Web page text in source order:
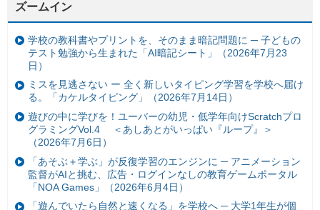
ズームイン
学校の教科書やプリントを、そのまま暗記問題に ─ 子どもの
テスト勉強から生まれた「AI暗記シート」（2026年7月23
日）
ミスを見逃さない ー 全く新しいタイピング学習を学校へ届け
る。「カケルタイピング」（2026年7月14日）
遊びの中に学びを！ユーバーの幼児・低学年向けScratchプロ
グラミングVol.4 ＜あしあとがいっぱい『ループ』＞
（2026年7月6日）
「あそぶ＋学ぶ」が反復学習のエンジンに ─ アニメーション
監督がAIと挑む、広告・ログインなしの教育ゲームポータル
「NOA Games」（2026年6月4日）
「遊んでいたら自然と速くなる」を学校へ ─ 大学1年生が個